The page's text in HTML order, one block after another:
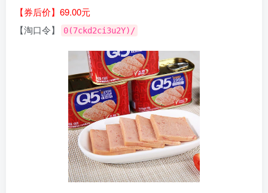
【券后价】69.00元
【淘口令】
0(7ckd2ci3u2Y)/